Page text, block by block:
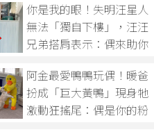
你是我的眼！失明汪星人
無法「獨自下樓」，汪汪
兄弟搭肩表示：偶來助你
阿金最愛鴨鴨玩偶！暖爸
扮成「巨大黃鴨」現身牠
激動狂搖尾：偶是你的粉